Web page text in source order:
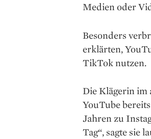
Medien oder
Besonders
erklärten,
TikTok nutzen.
Die Klägerin im
YouTube
Jahren zu
Tag“, sagte sie